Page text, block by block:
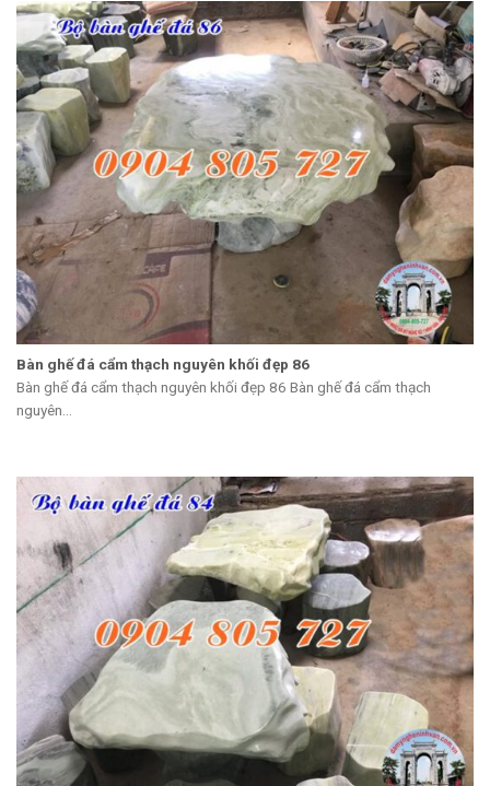
Bàn ghế đá cẩm thạch nguyên khối đẹp 86
Bàn ghế đá cẩm thạch nguyên khối đẹp 86 Bàn ghế đá cẩm thạch
nguyên...